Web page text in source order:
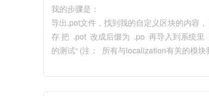
我的步骤是：
导出.pot文件，找到我的自定义区块的内容
存 把 .pot 改成后缀为 .po 再导入到系统里
的测试“ (注： 所有与localization有关的模块